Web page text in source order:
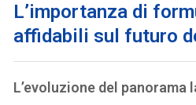
L’importanza di
affidabili sul futuro
L’evoluzione del panorama